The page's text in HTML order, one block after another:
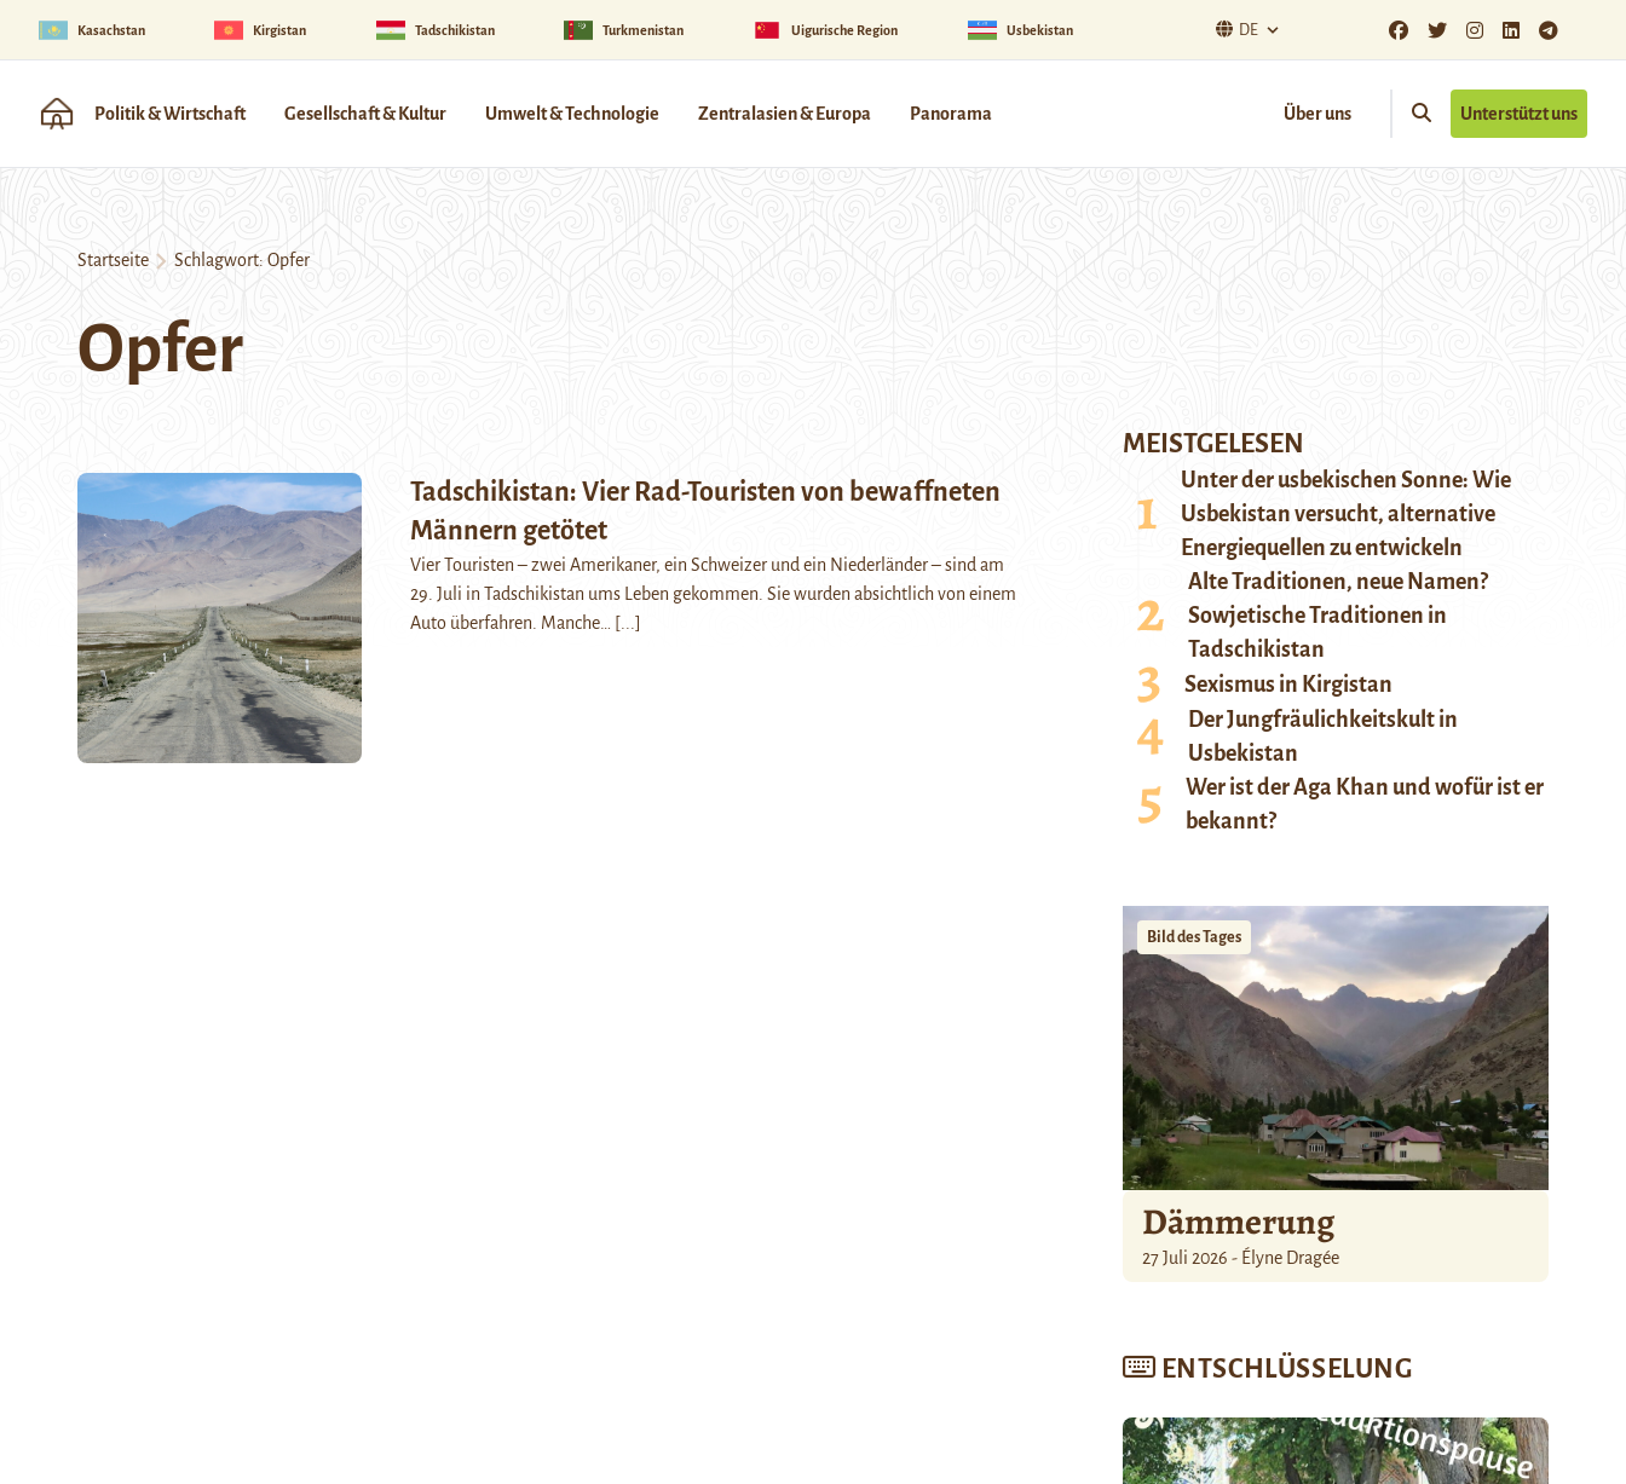
Kasachstan Kirgistan Tadschikistan Turkmenistan Uigurische Region Usbekistan DE
Politik & Wirtschaft Gesellschaft & Kultur Umwelt & Technologie Zentralasien & Europa Panorama Über uns Unterstützt uns
Startseite Schlagwort: Opfer
Opfer
Tadschikistan: Vier Rad-Touristen von bewaffneten
Männern getötet
Vier Touristen – zwei Amerikaner, ein Schweizer und ein Niederländer – sind am
29. Juli in Tadschikistan ums Leben gekommen. Sie wurden absichtlich von einem
Auto überfahren. Manche…
[...]
MEISTGELESEN
Unter der usbekischen Sonne: Wie
Usbekistan versucht, alternative
Energiequellen zu entwickeln
Alte Traditionen, neue Namen?
Sowjetische Traditionen in
Tadschikistan
Sexismus in Kirgistan
Der Jungfräulichkeitskult in
Usbekistan
Wer ist der Aga Khan und wofür ist er
bekannt?
Bild des Tages
Dämmerung
27 Juli 2026 - Élyne Dragée
ENTSCHLÜSSELUNG